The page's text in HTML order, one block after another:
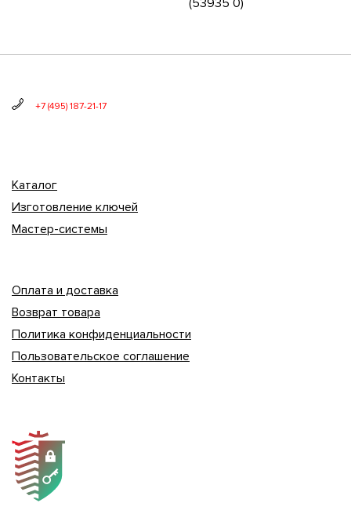
(53935 0)
+7 (495) 187-21-17
Каталог
Изготовление ключей
Мастер-системы
Оплата и доставка
Возврат товара
Политика конфиденциальности
Пользовательское соглашение
Контакты